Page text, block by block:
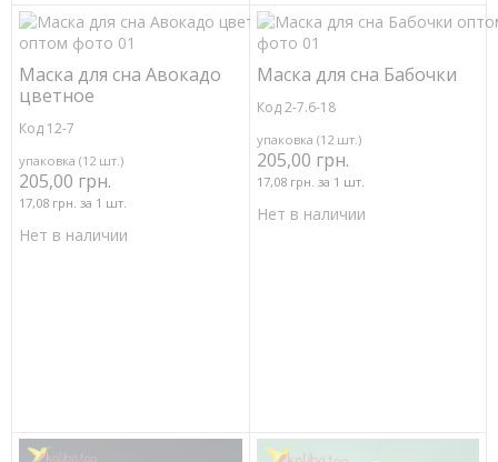
Маска для сна Авокадо
цветное
Код 12-7
упаковка (12 шт.)
205,00 грн.
17,08 грн. за 1 шт.
Нет в наличии
Маска для сна Бабочки
Код 2-7.6-18
упаковка (12 шт.)
205,00 грн.
17,08 грн. за 1 шт.
Нет в наличии